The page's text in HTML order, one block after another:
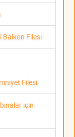
Balkon Filesi
Filesi
için